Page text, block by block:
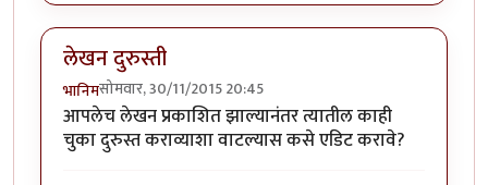
लेखन दुरुस्ती
भानिमसोमवार, 30/11/2015 20:45
आपलेच लेखन प्रकाशित झाल्यानंतर त्यातील काही
चुका दुरुस्त कराव्याशा वाटल्यास कसे एडिट करावे?